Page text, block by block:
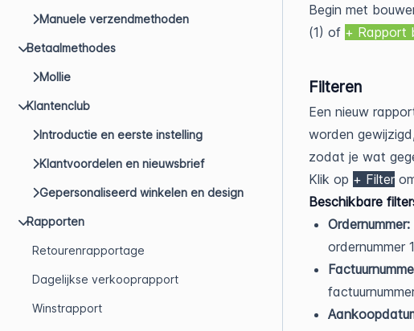
Manuele verzendmethoden
Betaalmethodes
Mollie
Klantenclub
Introductie en eerste instelling
Klantvoordelen en nieuwsbrief
Gepersonaliseerd winkelen en design
Rapporten
Retourenrapportage
Dagelijkse verkooprapport
Winstrapport
Begin met
(1) of + Rapport
Filteren
Een nieuw
worden
zodat je wat
Klik op + Filter
Beschikbare
Ordernummer:
ordernummer